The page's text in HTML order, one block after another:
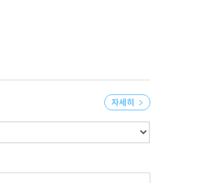
자세히